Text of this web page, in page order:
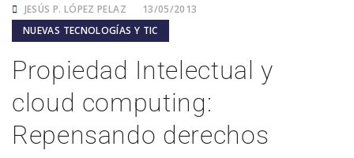
JESÚS P. LÓPEZ PELAZ
13/05/2013
NUEVAS TECNOLOGÍAS Y TIC
Propiedad Intelectual y
cloud computing:
Repensando derechos